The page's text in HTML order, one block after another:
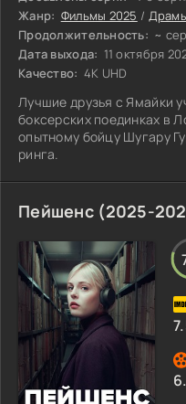
Жанр: Фильмы 2025 /
Продолжительность: ~
Дата выхода: 11 октября
Качество: 4K UHD
Лучшие друзья с Ямайки
боксерских поединках в
опытному бойцу Шугару
ринга.
Пейшенс (2025-